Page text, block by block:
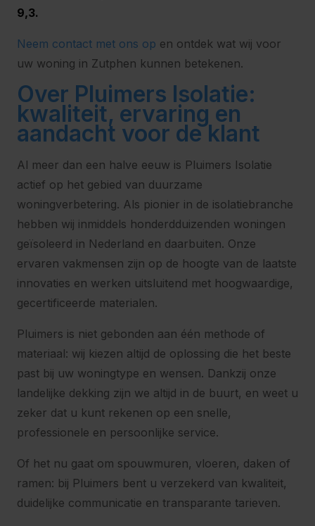
9,3.
Neem contact met ons op en ontdek wat wij voor
uw woning in Zutphen kunnen betekenen.
Over Pluimers Isolatie:
kwaliteit, ervaring en
aandacht voor de klant
Al meer dan een halve eeuw is Pluimers Isolatie
actief op het gebied van duurzame
woningverbetering. Als pionier in de isolatiebranche
hebben wij inmiddels honderdduizenden woningen
geïsoleerd in Nederland en daarbuiten. Onze
ervaren vakmensen zijn op de hoogte van de laatste
innovaties en werken uitsluitend met hoogwaardige,
gecertificeerde materialen.
Pluimers is niet gebonden aan één methode of
materiaal: wij kiezen altijd de oplossing die het beste
past bij uw woningtype en wensen. Dankzij onze
landelijke dekking zijn we altijd in de buurt, en weet u
zeker dat u kunt rekenen op een snelle,
professionele en persoonlijke service.
Of het nu gaat om spouwmuren, vloeren, daken of
ramen: bij Pluimers bent u verzekerd van kwaliteit,
duidelijke communicatie en transparante tarieven.